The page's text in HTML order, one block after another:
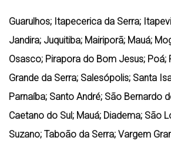
Guarulhos; Itapecerica da Serra;
Jandira; Juquitiba; Mairiporã; Mauá;
Osasco; Pirapora do Bom Jesus; Poá;
Grande da Serra; Salesópolis; Santa
Parnaíba; Santo André; São Bernardo
Caetano do Sul; Mauá; Diadema; São
Suzano; Taboão da Serra; Vargem